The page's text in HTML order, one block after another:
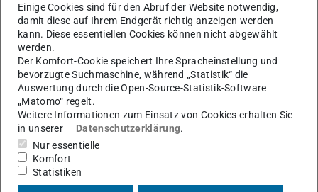
Behandlung von bewegten Tumoren
Wie ist es aber mit Tumoren, die sich während der
Behandlung bewegen, zum Beispiel in der Lunge wegen
der Atembewegung? Eine Lösung hierfür ist das
sogenannte Gating: Die Bestrahlung wird während
bestimmter Phasen der Atembewegung unterbrochen.
Eine andere Methode ist das Tracking: Der Strahl verfolgt
die Bewegung des Tumors und wird kontinuierlich
angepasst. Erforscht werden auch 4D-
Einige Cookies sind für den Abruf der Website notwendig,
damit diese auf Ihrem Endgerät richtig anzeigen werden
kann. Diese essentiellen Cookies können nicht abgewählt
werden.
Der Komfort-Cookie speichert Ihre Spracheinstellung und
bevorzugte Suchmaschine, während „Statistik“ die
Auswertung durch die Open-Source-Statistik-Software
„Matomo“ regelt.
Weitere Informationen zum Einsatz von Cookies erhalten Sie
in unserer
Datenschutzerklärung.
Nur essentielle
Komfort
Statistiken